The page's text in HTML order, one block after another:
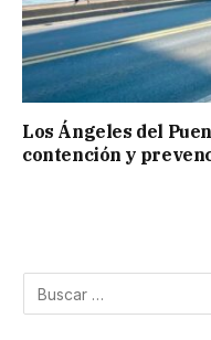
Los Ángeles del
contención y